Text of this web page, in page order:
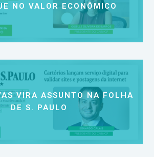
NO VALOR ECONÔMICO
VIRA ASSUNTO NA FOLHA
DE S. PAULO